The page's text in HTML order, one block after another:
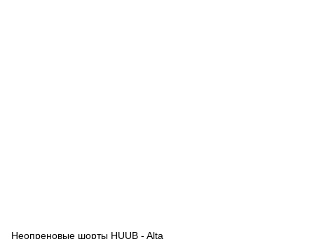
Неопреновые шорты HUUB - Alta